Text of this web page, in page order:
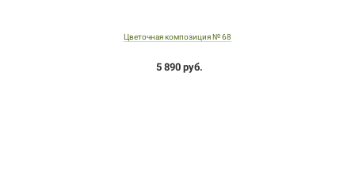
Цветочная композиция № 68
5 890 руб.